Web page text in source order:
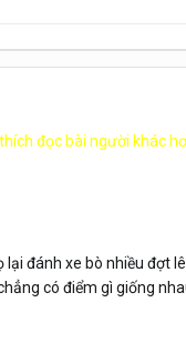
đọc bài người khác
đánh xe bò nhiều đợt
có điểm gì giống